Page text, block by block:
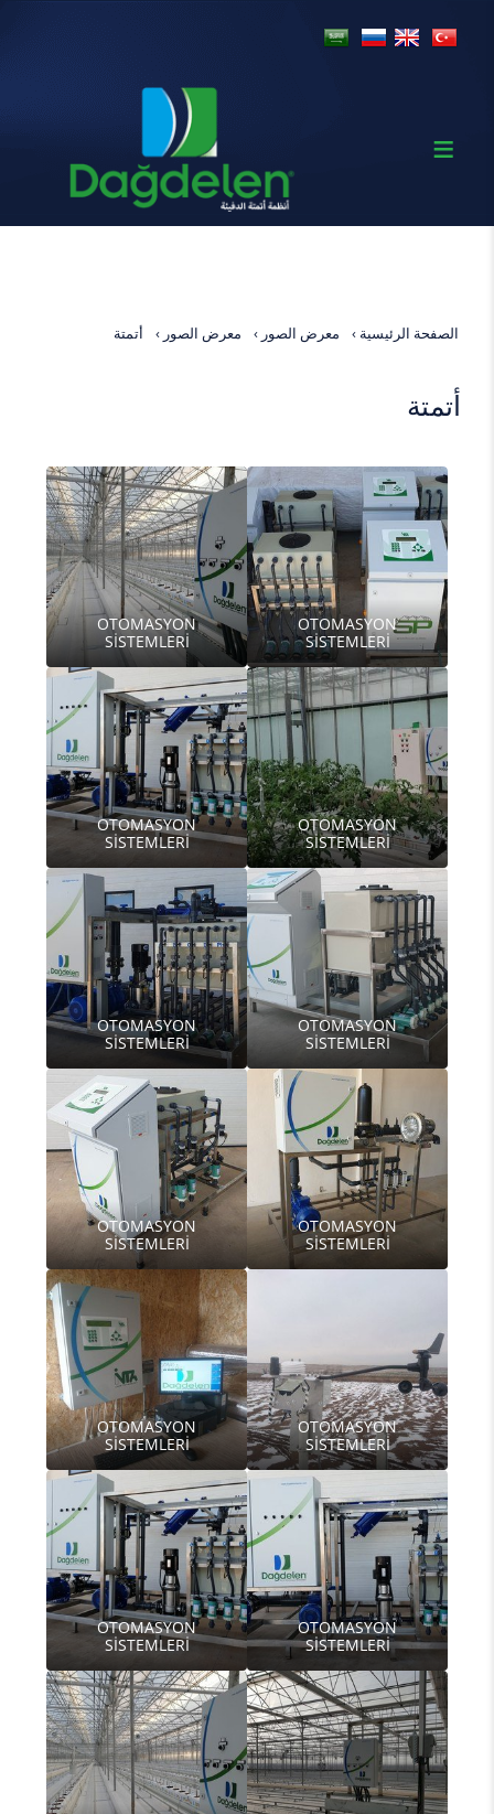
الصفحة الرئيسية معرض الصور معرض الصور أتمتة
أتمتة
OTOMASYON
SİSTEMLERİ
OTOMASYON
SİSTEMLERİ
OTOMASYON
SİSTEMLERİ
OTOMASYON
SİSTEMLERİ
OTOMASYON
SİSTEMLERİ
OTOMASYON
SİSTEMLERİ
OTOMASYON
SİSTEMLERİ
OTOMASYON
SİSTEMLERİ
OTOMASYON
SİSTEMLERİ
OTOMASYON
SİSTEMLERİ
OTOMASYON
SİSTEMLERİ
OTOMASYON
SİSTEMLERİ